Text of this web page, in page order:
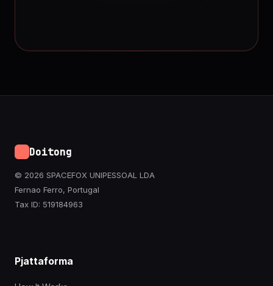
Doitong
© 2026 SPACEFOX UNIPESSOAL LDA
Fernao Ferro, Portugal
Tax ID: 519184963
Pjattaforma